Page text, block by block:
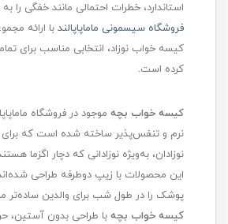
استاندارد، خطرات احتمالی مانند خفگی را
فروشگاه سیسمونی ماماپاپالند با ارائه
کیسه خواب نوزاد، انتخابی مناسب برای
کرده است.
کیسه خواب بچه موجود در فروشگاه
نرم و تنفس‌پذیر ساخته شده است که
نوزادان، به‌ویژه نوزادانی که دچار اگزما
این محصولات با زیپ دوطرفه طراحی
پوشک را در طول شب برای والدین ساده‌تر
کیسه خواب بچه با طراحی بدون آستین،